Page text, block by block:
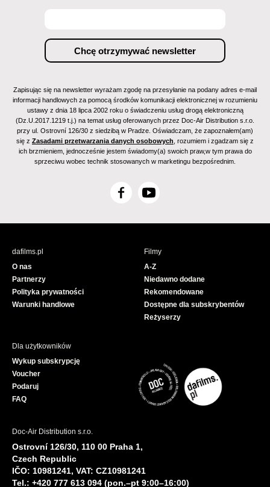
Zapisując się na newsletter wyrażam zgodę na przesyłanie na podany adres e-mail
informacji handlowych za pomocą środków komunikacji elektronicznej w rozumieniu
ustawy z dnia 18 lipca 2002 roku o świadczeniu usług drogą elektroniczną
(Dz.U.2017.1219 t.j.) na temat usług oferowanych przez Doc-Air Distribution s.r.o.
przy ul. Ostrovní 126/30 z siedzibą w Pradze. Oświadczam, że zapoznałem(am)
się z Zasadami przetwarzania danych osobowych , rozumiem i zgadzam się z
ich brzmieniem, jednocześnie jestem świadomy(a) swoich praw,w tym prawa do
sprzeciwu wobec technik stosowanych w marketingu bezpośrednim.
F
c
Y
u
e
dafilms.pl
O nas
Partnerzy
Polityka prywatności
Warunki handlowe
Filmy
A-Z
Niedawno dodane
Rekomendowane
Dostępne dla subskrybentów
Reżyserzy
Dla użytkowników
Wykup subskrypcję
Voucher
Podaruj
FAQ
Doc-Air Distribution s.r.o.
Ostrovní 126/30, 110 00 Praha 1,
Czech Republic
IČO: 10981241, VAT: CZ10981241
Tel.: +420 777 613 094 (pon.–pt 9:00–16:00)